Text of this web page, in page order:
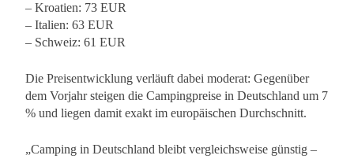
– Kroatien: 73 EUR
– Italien: 63 EUR
– Schweiz: 61 EUR
Die Preisentwicklung verläuft dabei moderat: Gegenüber
dem Vorjahr steigen die Campingpreise in Deutschland um 7
% und liegen damit exakt im europäischen Durchschnitt.
„Camping in Deutschland bleibt vergleichsweise günstig –